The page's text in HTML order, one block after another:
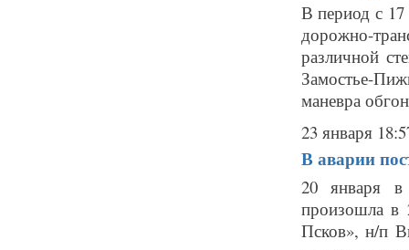
В период с 17
дорожно-
различной
Замостье-
маневра
23 января
В аварии
20 января в
произошла в
Псков», н/п